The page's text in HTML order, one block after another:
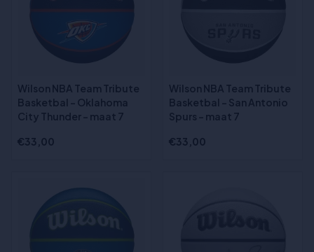
Wilson NBA Team Tribute
Basketbal - Oklahoma
City Thunder - maat 7
€33,00
Wilson NBA Team Tribute
Basketbal - San Antonio
Spurs - maat 7
€33,00